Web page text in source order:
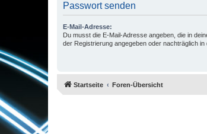
Passwort senden
E-Mail-Adresse:
Du musst die E-Mail-Adresse angeben, die in
der Registrierung angegeben oder nachträglich
Startseite Foren-Übersicht